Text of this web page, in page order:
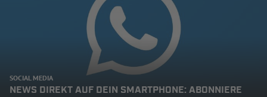
SOCIAL MEDIA
NEWS DIREKT AUF DEIN SMARTPHONE: ABONNIERE